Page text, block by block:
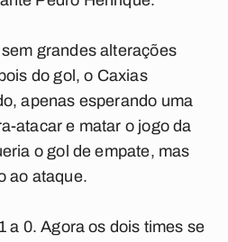
grandes alterações
do gol, o Caxias
apenas esperando uma
atacar e matar o jogo da
o gol de empate, mas
ao ataque.
a 0. Agora os dois times se